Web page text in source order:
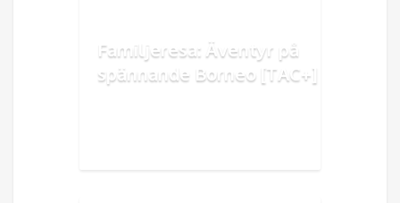
Familjeresa: Äventyr på
spännande Borneo [TAC+]